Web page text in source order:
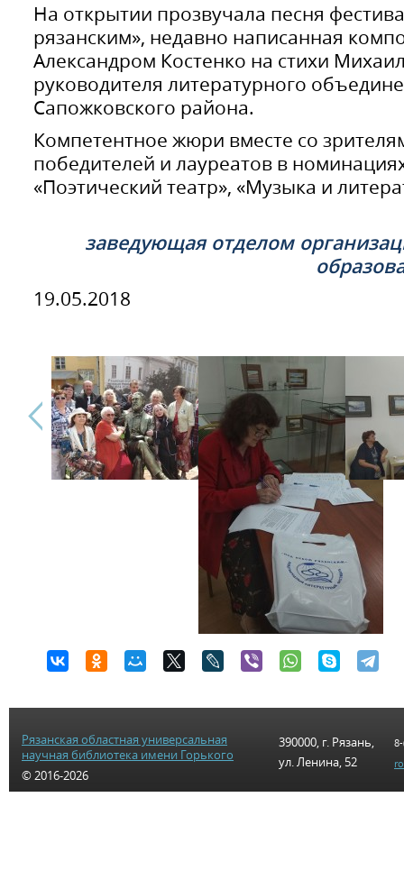
На открытии прозвучала песня
рязанским», недавно написанная
Александром Костенко на стихи
руководителя литературного
Сапожковского района.
Компетентное жюри вместе со
победителей и лауреатов в
«Поэтический театр», «Музыка и
заведующая отделом
19.05.2018
Рязанская областная универсальная
научная библиотека имени Горького
© 2016-2026
390000, г. Рязань,
ул. Ленина, 52